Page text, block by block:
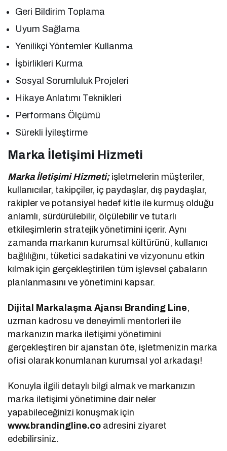
Geri Bildirim Toplama
Uyum Sağlama
Yenilikçi Yöntemler Kullanma
İşbirlikleri Kurma
Sosyal Sorumluluk Projeleri
Hikaye Anlatımı Teknikleri
Performans Ölçümü
Sürekli İyileştirme
Marka İletişimi Hizmeti
Marka İletişimi Hizmeti;işletmelerin müşteriler,
kullanıcılar, takipçiler, iç paydaşlar, dış paydaşlar,
rakipler ve potansiyel hedef kitle ile kurmuş olduğu
anlamlı, sürdürülebilir, ölçülebilir ve tutarlı
etkileşimlerin stratejik yönetimini içerir. Aynı
zamanda markanın kurumsal kültürünü, kullanıcı
bağlılığını, tüketici sadakatini ve vizyonunu etkin
kılmak için gerçekleştirilen tüm işlevsel çabaların
planlanmasını ve yönetimini kapsar.
Dijital Markalaşma Ajansı Branding Line,
uzman kadrosu ve deneyimli mentorleri ile
markanızın marka iletişimi yönetimini
gerçekleştiren bir ajanstan öte, işletmenizin marka
ofisi olarak konumlanan kurumsal yol arkadaşı!
Konuyla ilgili detaylı bilgi almak ve markanızın
marka iletişimi yönetimine dair neler
yapabileceğinizi konuşmak için
www.brandingline.co adresini ziyaret
edebilirsiniz.